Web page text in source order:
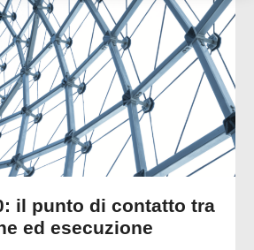
il punto di contatto tra
ed esecuzione